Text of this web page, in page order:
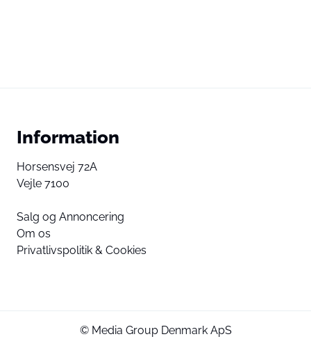
Information
Horsensvej 72A
Vejle 7100
Salg og Annoncering
Om os
Privatlivspolitik & Cookies
© Media Group Denmark ApS